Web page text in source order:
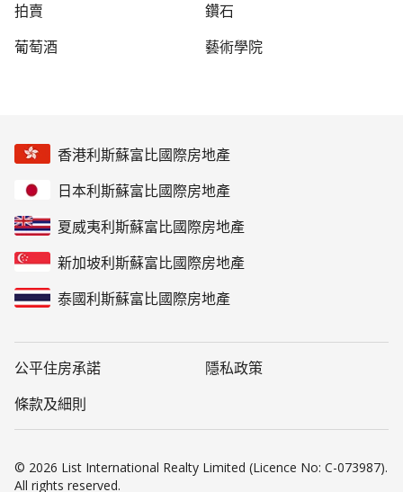
拍賣
鑽石
葡萄酒
藝術學院
香港利斯蘇富比國際房地產
日本利斯蘇富比國際房地產
夏威夷利斯蘇富比國際房地產
新加坡利斯蘇富比國際房地產
泰國利斯蘇富比國際房地產
公平住房承諾
隱私政策
條款及細則
© 2026 List International Realty Limited (Licence No: C-073987).
All rights reserved.